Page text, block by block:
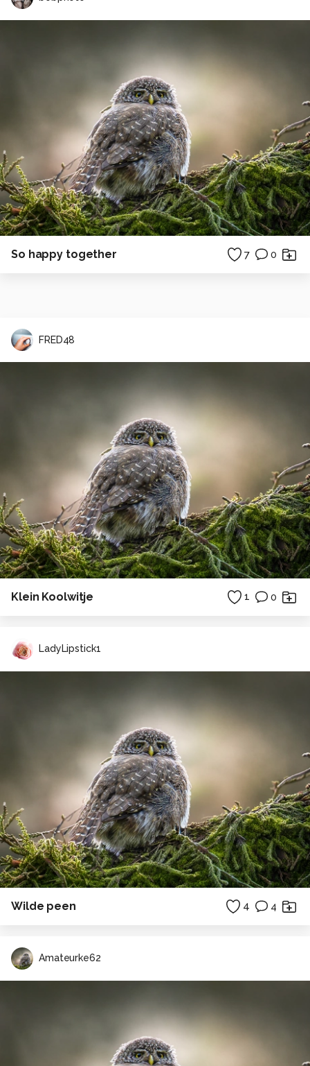
So happy together 7 0
FRED48
Klein Koolwitje 1 0
LadyLipstick1
Wilde peen 4 4
Amateurke62